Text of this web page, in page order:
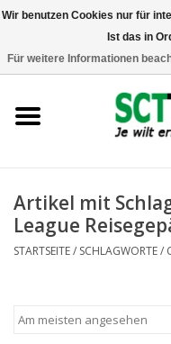
Italien
Artikel mit
League
STARTSEITE/ SCHLAGWORTE/
Wir benutzen Cookies nur für
Ist das in
Für weitere Informationen